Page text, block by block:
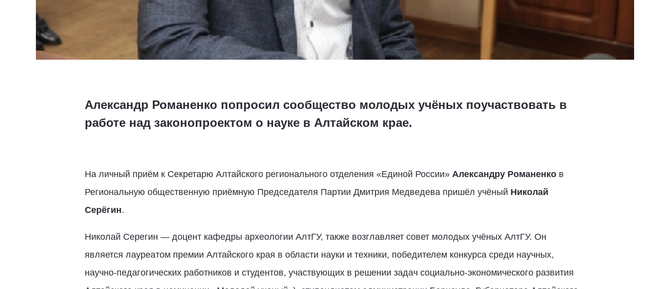
Александр Романенко попросил сообщество молодых учёных поучаствовать в
работе над законопроектом о науке в Алтайском крае.
На личный приём к Секретарю Алтайского регионального отделения «Единой России» Александру Романенков
Региональную общественную приёмную Председателя Партии Дмитрия Медведева пришёл учёный Николай
Серёгин.
Николай Серегин — доцент кафедры археологии АлтГУ, также возглавляет совет молодых учёных АлтГУ. Он
является лауреатом премии Алтайского края в области науки и техники, победителем конкурса среди научных,
научно-педагогических работников и студентов, участвующих в решении задач социально-экономического развития